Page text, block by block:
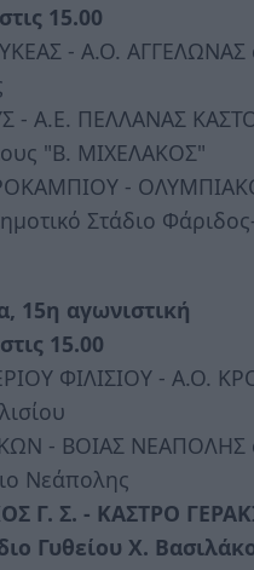
15.00
- Α.Ο. ΑΓΓΕΛΩΝΑΣ
- Α.Ε. ΠΕΛΛΑΝΑΣ
"Β. ΜΙΧΕΛΑΚΟΣ"
-
Στάδιο
15η αγωνιστική
15.00
ΦΙΛΙΣΙΟΥ - Α.Ο.
- ΒΟΙΑΣ ΝΕΑΠΟΛΗΣ
Νεάπολης
Γ. Σ. - ΚΑΣΤΡΟ
Γυθείου Χ.